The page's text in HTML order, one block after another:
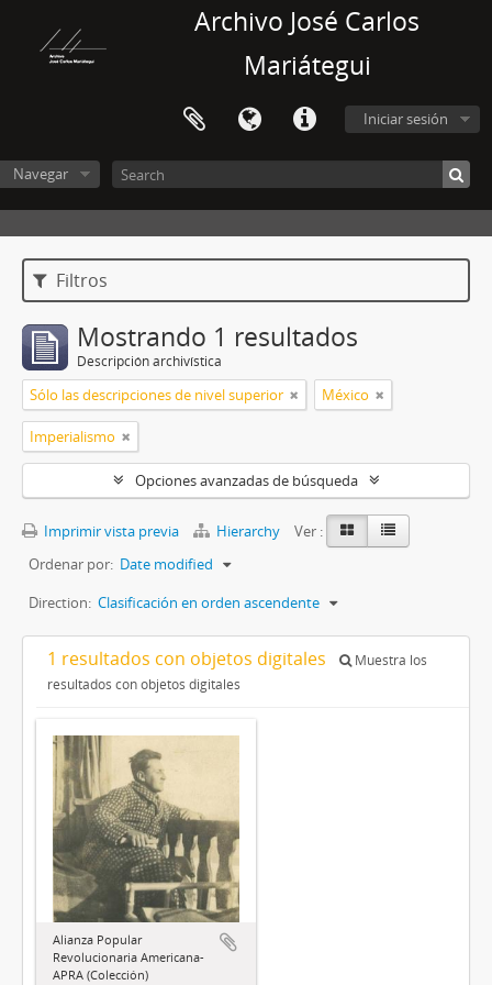
Archivo José Carlos
Mariátegui
Iniciar sesión
Navegar
Filtros
Mostrando 1 resultados
Descripción archivística
Sólo las descripciones de nivel superior México
Imperialismo
Opciones avanzadas de búsqueda
Imprimir vista previa Hierarchy
Ver :
Ordenar por: Date modified
Direction: Clasificación en orden ascendente
1 resultados con objetos digitales
Muestra los
resultados con objetos digitales
Alianza Popular
Revolucionaria Americana-
APRA (Colección)